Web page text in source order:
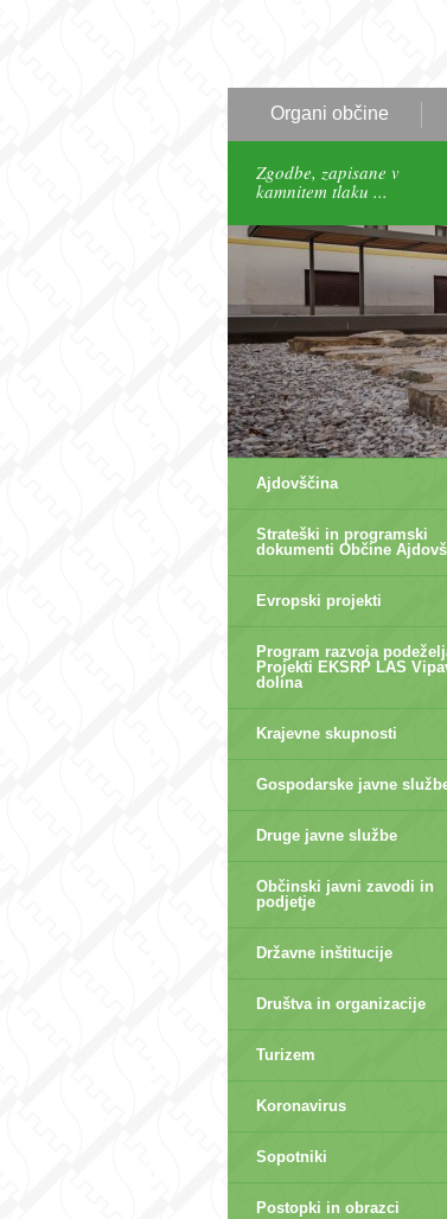
Organi občine
Zgodbe, zapisane v
kamnitem tlaku ...
Ajdovščina
Strateški in programski
dokumenti Občine
Evropski projekti
Program razvoja
Projekti EKSRP LAS
dolina
Krajevne skupnosti
Gospodarske javne
Druge javne službe
Občinski javni zavodi in
podjetje
Državne inštitucije
Društva in organizacije
Turizem
Koronavirus
Sopotniki
Postopki in obrazci